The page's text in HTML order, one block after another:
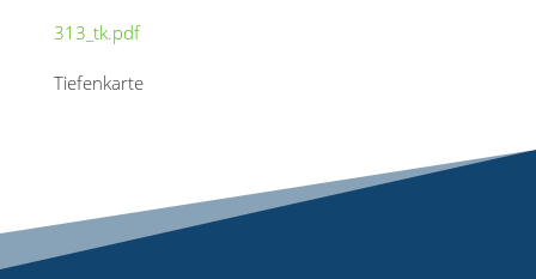
313_tk.pdf
Tiefenkarte